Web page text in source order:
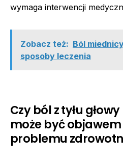
wymaga interwencji
Zobacz też: Ból
sposoby leczenia
Czy ból z tyłu
może być
problemu